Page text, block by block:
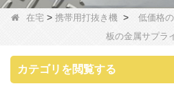
在宅 > 携帯用打抜き機 >
低価格
板の金属サプラ
カテゴリを閲覧する